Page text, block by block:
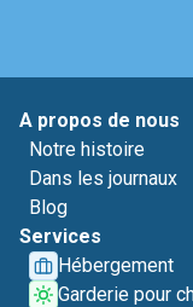
A propos de nous
Notre histoire
Dans les journaux
Blog
Services
Hébergement
Garderie pour